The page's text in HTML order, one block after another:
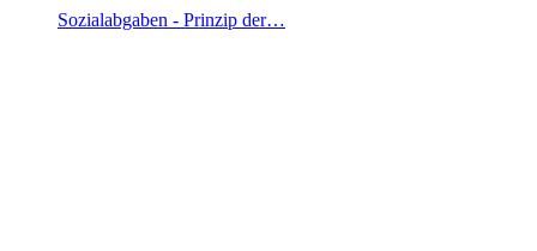
Sozialabgaben - Prinzip der…